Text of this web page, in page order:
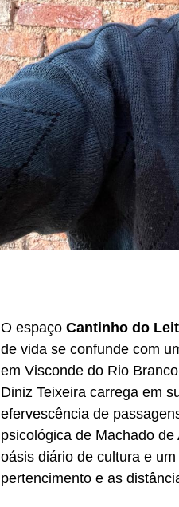
O espaço Cantinho do
de vida se confunde com
em Visconde do Rio
Diniz Teixeira carrega em
efervescência de
psicológica de Machado
oásis diário de cultura e
pertencimento e as